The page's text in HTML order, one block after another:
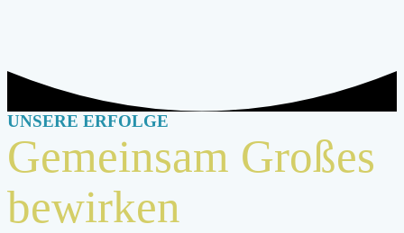
UNSERE ERFOLGE
Gemeinsam Großes
bewirken